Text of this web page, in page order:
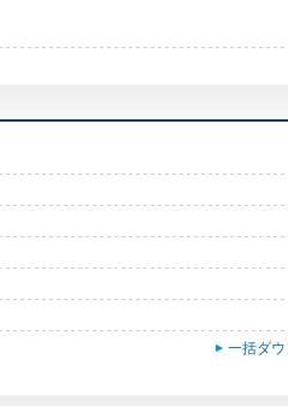
一括ダ